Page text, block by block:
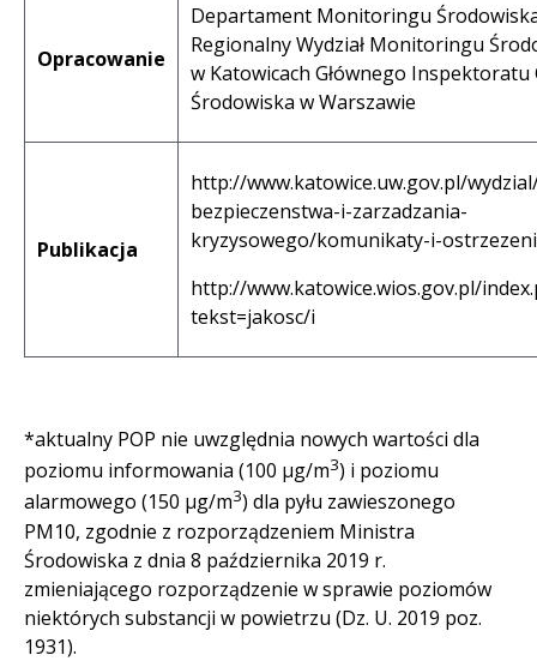
Opracowanie
Departament Monitoringu
Regionalny Wydział Monitoringu
w Katowicach Głównego Inspektoratu
Środowiska w Warszawie
Publikacja
http://www.katowice.uw.gov.pl/
bezpieczenstwa-i-zarzadzania-
kryzysowego/komunikaty-i-
http://www.katowice.wios.gov.pl/
tekst=jakosc/i
*aktualny POP nie uwzględnia nowych wartości dla
poziomu informowania (100 µg/m3) i poziomu
alarmowego (150 µg/m3) dla pyłu zawieszonego
PM10, zgodnie z rozporządzeniem Ministra
Środowiska z dnia 8 października 2019 r.
zmieniającego rozporządzenie w sprawie poziomów
niektórych substancji w powietrzu (Dz. U. 2019 poz.
1931).